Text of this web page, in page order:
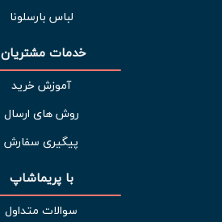
لباس بارسلونا
خدمات مشتریان
آموزش خرید
روش های ارسال
پیگیری سفارش
با پریماشاپ
سوالات متداول